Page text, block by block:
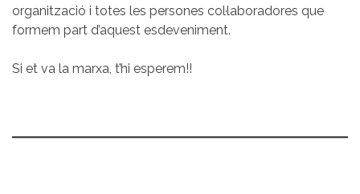
organització i totes les persones col·laboradores que
formem part d’aquest esdeveniment.
Si et va la marxa, t’hi esperem!!